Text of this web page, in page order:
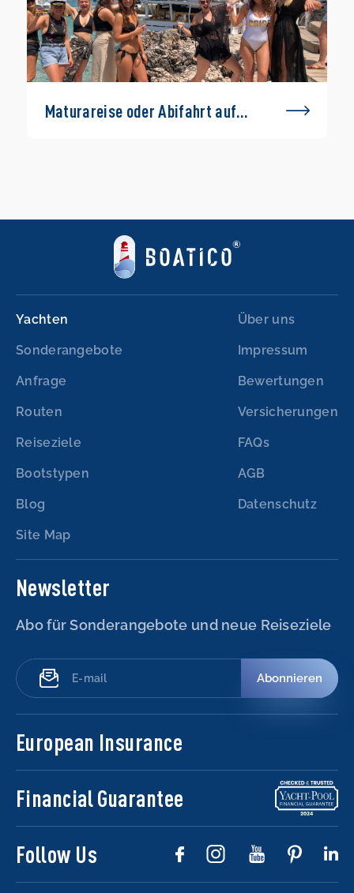
Maturareise oder Abifahrt auf
Yachten
Sonderangebote
Anfrage
Routen
Reiseziele
Bootstypen
Blog
Site Map
Über uns
Impressum
Bewertungen
Versicherungen
FAQs
AGB
Datenschutz
Newsletter
Abo für Sonderangebote und neue Reiseziele
Abonnieren
European Insurance
Financial Guarantee
Follow Us